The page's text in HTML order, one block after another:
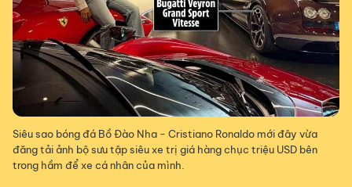
Siêu sao bóng đá Bồ Đào Nha - Cristiano Ronaldo mới đây vừa
đăng tải ảnh bộ sưu tập siêu xe trị giá hàng chục triệu USD bên
trong hầm để xe cá nhân của mình.